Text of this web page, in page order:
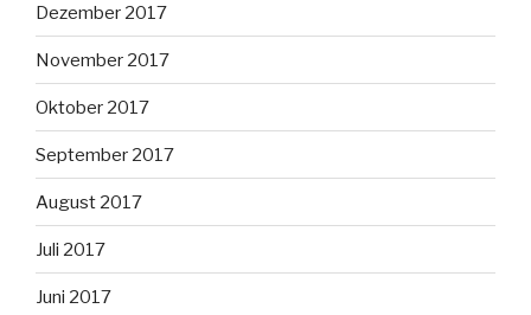
Dezember 2017
November 2017
Oktober 2017
September 2017
August 2017
Juli 2017
Juni 2017